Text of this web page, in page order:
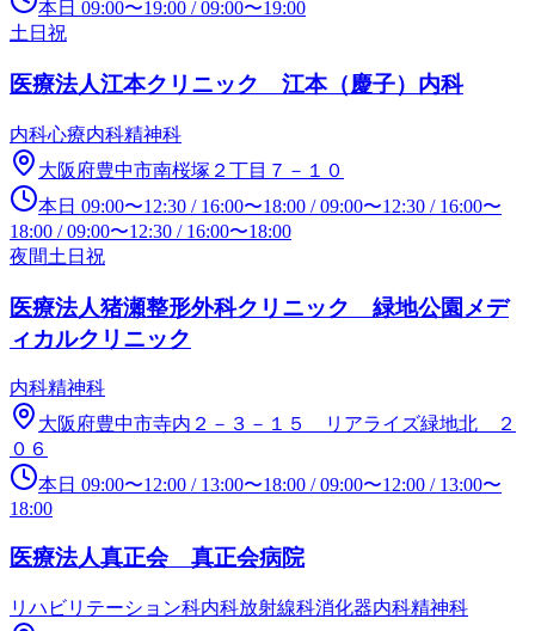
本日 09:00〜19:00 /09:00〜19:00
土日祝
医療法人江本クリニック 江本（慶子）内科
内科心療内科精神科
大阪府豊中市南桜塚２丁目７－１０
本日 09:00〜12:30 / 16:00〜18:00 /09:00〜12:30 / 16:00〜
18:00 /09:00〜12:30 / 16:00〜18:00
夜間土日祝
医療法人猪瀬整形外科クリニック 緑地公園メデ
ィカルクリニック
内科精神科
大阪府豊中市寺内２－３－１５ リアライズ緑地北 ２
０６
本日 09:00〜12:00 / 13:00〜18:00 /09:00〜12:00 / 13:00〜
18:00
医療法人真正会 真正会病院
リハビリテーション科内科放射線科消化器内科精神科